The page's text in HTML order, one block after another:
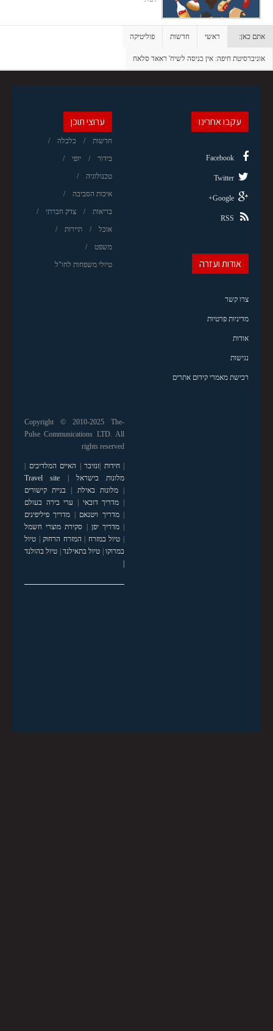
אתם כאן: ראשי חדשות פוליטיקה
אוניברסיטת חיפה: אין כניסה לשיח' ראאד סלאח
ערוצי תוכן
חדשות כלכלה
בידור יופי
טכנולוגיה
איכות הסביבה
בריאות צדק חברתי
אוכל תיירות
משפט
טיולי משפחות לחו"ל
עקבו אחרינו
Facebook
Twitter
Google+
RSS
אודות ועזרה
צרו קשר
מדיניות פרטיות
אודות
נגישות
רכישת מאמרי קידום אתרים
Copyright © 2010-2025 The-
Pulse Communications LTD. All
rights reserved
|חידות זנזיבר האיים המלדיבים
מלונות בישראל
Travel site
|מלונות באילת
בניית קישורים
מדריך דובאי
ערי בירה בעולם
|מדריך ויטנאם
מדריך פיליפינים
|מדריך יפן
סקירת מוצרי חשמל
טיול במזרח המזרח הרחוק| טיול
במרוקו| טיול בתאילנד| טיול בהולנד